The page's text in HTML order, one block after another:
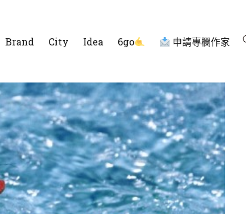
Brand City Idea 6go 申請專欄作家